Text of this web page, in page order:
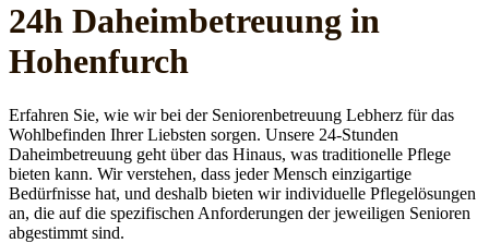
24h Daheim­betreuung in
Hohenfurch
Erfahren Sie, wie wir bei der Seniorenbetreuung Lebherz für das
Wohlbefinden Ihrer Liebsten sorgen. Unsere 24-Stunden
Daheimbetreuung geht über das Hinaus, was traditionelle Pflege
bieten kann. Wir verstehen, dass jeder Mensch einzigartige
Bedürfnisse hat, und deshalb bieten wir individuelle Pflegelösungen
an, die auf die spezifischen Anforderungen der jeweiligen Senioren
abgestimmt sind.